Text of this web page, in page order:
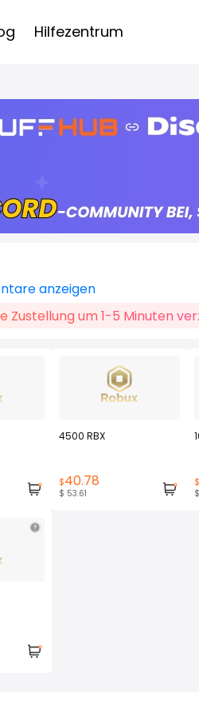
Hilfezentrum
anzeigen
um 1-5 Minuten
4500 RBX
$40.78
$ 53.61
$